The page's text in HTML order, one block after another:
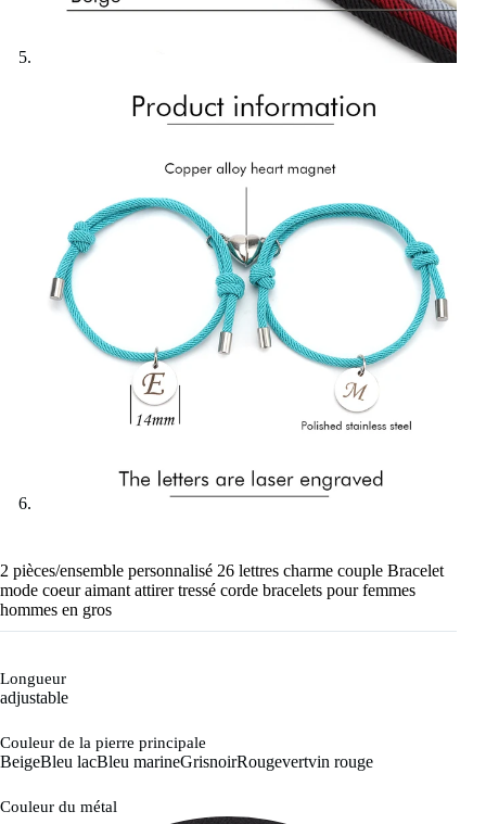
2 pièces/ensemble personnalisé 26 lettres charme couple Bracelet
mode coeur aimant attirer tressé corde bracelets pour femmes
hommes en gros
Longueur
adjustable
Couleur de la pierre principale
BeigeBleu lacBleu marineGrisnoirRougevertvin rouge
Couleur du métal